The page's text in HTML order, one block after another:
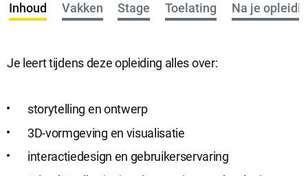
Alle cookies accepteren
Inhoud Vakken Stage Toelating Na je
Je leert tijdens deze opleiding alles over:
storytelling en ontwerp
3D-vormgeving en visualisatie
interactiedesign en gebruikerservaring